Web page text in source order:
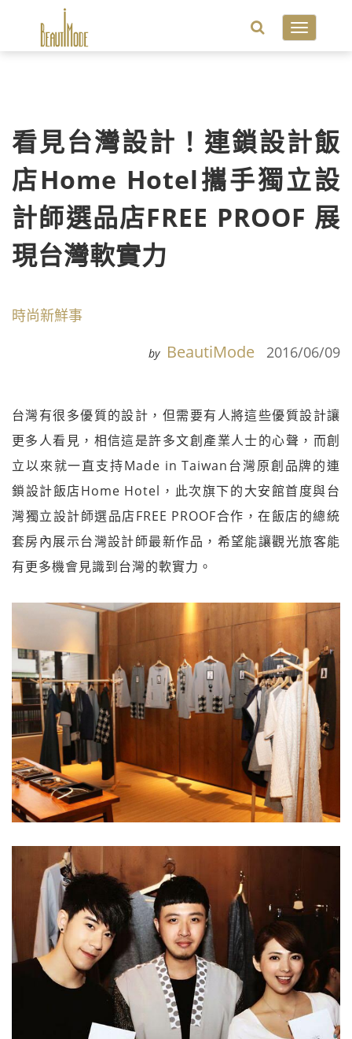
Toggle
看見台灣設計！連鎖設計飯
店Home Hotel攜手獨立設
計師選品店FREE PROOF 展
現台灣軟實力
時尚新鮮事
by BeautiMode 2016/06/09
台灣有很多優質的設計，但需要有人將這些優質設計讓
更多人看見，相信這是許多文創產業人士的心聲，而創
立以來就一直支持Made in Taiwan台灣原創品牌的連
鎖設計飯店Home Hotel，此次旗下的大安館首度與台
灣獨立設計師選品店FREE PROOF合作，在飯店的總統
套房內展示台灣設計師最新作品，希望能讓觀光旅客能
有更多機會見識到台灣的軟實力。